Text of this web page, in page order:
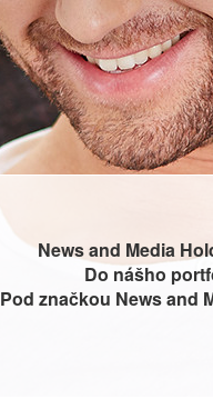
News and Media
Do nášho
Pod značkou News and